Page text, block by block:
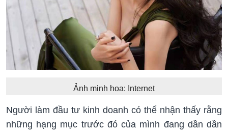
Ảnh minh họa: Internet
Người làm đầu tư kinh doanh có thể nhận thấy rằng
những hạng mục trước đó của mình đang dần dần